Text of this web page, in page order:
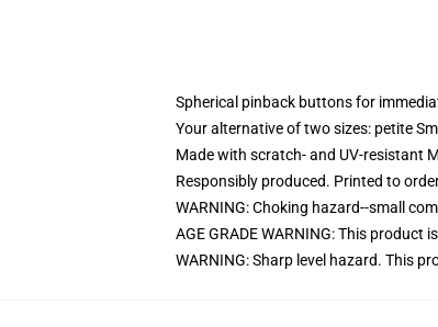
Spherical pinback buttons for
Your alternative of two sizes: petite
Made with scratch- and UV-resistant
Responsibly produced. Printed to
WARNING: Choking hazard--small
AGE GRADE WARNING: This product
WARNING: Sharp level hazard. This